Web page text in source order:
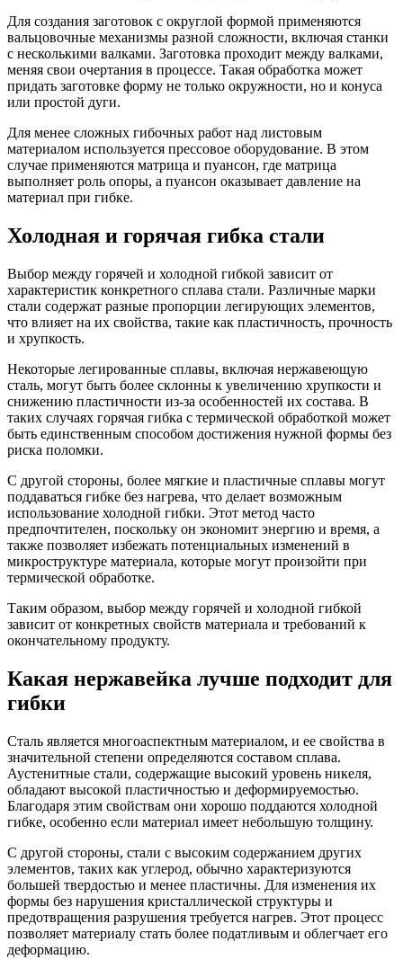
Для создания заготовок с округлой формой применяются
вальцовочные механизмы разной сложности, включая станки
с несколькими валками. Заготовка проходит между валками,
меняя свои очертания в процессе. Такая обработка может
придать заготовке форму не только окружности, но и конуса
или простой дуги.
Для менее сложных гибочных работ над листовым
материалом используется прессовое оборудование. В этом
случае применяются матрица и пуансон, где матрица
выполняет роль опоры, а пуансон оказывает давление на
материал при гибке.
Холодная и горячая гибка стали
Выбор между горячей и холодной гибкой зависит от
характеристик конкретного сплава стали. Различные марки
стали содержат разные пропорции легирующих элементов,
что влияет на их свойства, такие как пластичность, прочность
и хрупкость.
Некоторые легированные сплавы, включая нержавеющую
сталь, могут быть более склонны к увеличению хрупкости и
снижению пластичности из-за особенностей их состава. В
таких случаях горячая гибка с термической обработкой может
быть единственным способом достижения нужной формы без
риска поломки.
С другой стороны, более мягкие и пластичные сплавы могут
поддаваться гибке без нагрева, что делает возможным
использование холодной гибки. Этот метод часто
предпочтителен, поскольку он экономит энергию и время, а
также позволяет избежать потенциальных изменений в
микроструктуре материала, которые могут произойти при
термической обработке.
Таким образом, выбор между горячей и холодной гибкой
зависит от конкретных свойств материала и требований к
окончательному продукту.
Какая нержавейка лучше подходит для
гибки
Сталь является многоаспектным материалом, и ее свойства в
значительной степени определяются составом сплава.
Аустенитные стали, содержащие высокий уровень никеля,
обладают высокой пластичностью и деформируемостью.
Благодаря этим свойствам они хорошо поддаются холодной
гибке, особенно если материал имеет небольшую толщину.
С другой стороны, стали с высоким содержанием других
элементов, таких как углерод, обычно характеризуются
большей твердостью и менее пластичны. Для изменения их
формы без нарушения кристаллической структуры и
предотвращения разрушения требуется нагрев. Этот процесс
позволяет материалу стать более податливым и облегчает его
деформацию.